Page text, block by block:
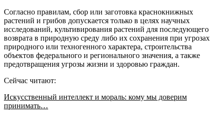
Согласно правилам, сбор или заготовка краснокнижных
растений и грибов допускается только в целях научных
исследований, культивирования растений для последующего
возврата в природную среду либо их сохранения при угрозах
природного или техногенного характера, строительства
объектов федерального и регионального значения, а также
предотвращения угрозы жизни и здоровью граждан.
Сейчас читают:
Искусственный интеллект и мораль: кому мы доверим
принимать…